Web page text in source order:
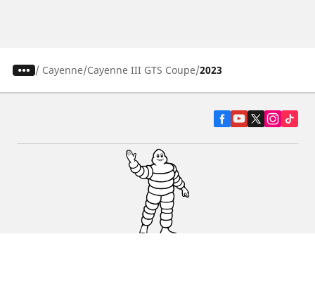
/ Cayenne Cayenne III GTS Coupe 2023